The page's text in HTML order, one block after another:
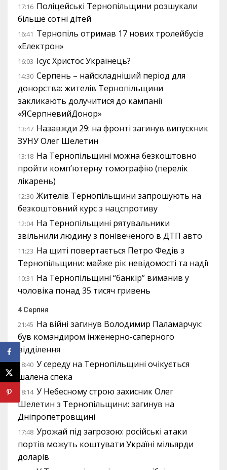
17:16 Поліцейські Тернопільщини розшукали
більше сотні дітей
16:41 Тернопіль отримав 17 нових тролейбусів
«Електрон»
16:03 Ісус Христос Українець?
14:30 Серпень – найскладніший період для
донорства: жителів Тернопільщини
закликають долучитися до кампанії
«ЯСерпневийДонор»
13:47 Назавжди 29: на фронті загинув випускник
ЗУНУ Олег Шелетин
13:18 На Тернопільщині можна безкоштовно
пройти комп’ютерну томографію (перелік
лікарень)
12:30 Жителів Тернопільщини запрошують на
безкоштовний курс з нацспротиву
12:04 На Тернопільщині рятувальники
звільнили людину з понівеченого в ДТП авто
11:23 На щиті повертається Петро Федів з
Тернопільщини: майже рік невідомості та надії
10:31 На Тернопільщині “банкір” виманив у
чоловіка понад 35 тисяч гривень
4 Серпня
21:45 На війні загинув Володимир Паламарчук:
був командиром інженерно-саперного
відділення
18:40 У середу на Тернопільщині очікується
шалена спека
18:14 У Небесному строю захисник Олег
Шелетин з Тернопільщини: загинув на
Дніпропетровщині
17:48 Урожай під загрозою: російські атаки
портів можуть коштувати Україні мільярди
доларів